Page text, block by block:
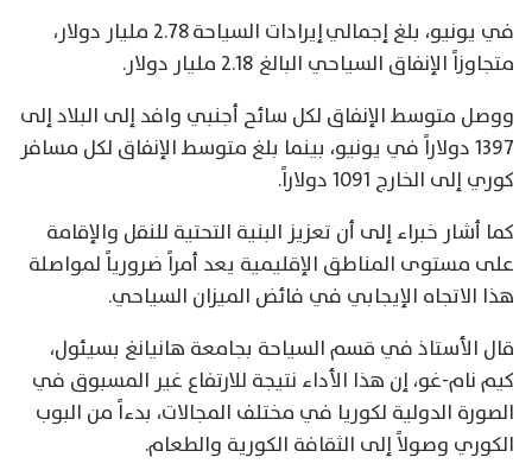
في يونيو، بلغ إجمالي إيرادات السياحة 2.78 مليار دولار،
متجاوزاً الإنفاق السياحي البالغ 2.18 مليار دولار.
ووصل متوسط الإنفاق لكل سائح أجنبي وافد إلى البلاد إلى
1397 دولاراً في يونيو، بينما بلغ متوسط الإنفاق لكل مسافر
كوري إلى الخارج 1091 دولاراً.
كما أشار خبراء إلى أن تعزيز البنية التحتية للنقل والإقامة
على مستوى المناطق الإقليمية يعد أمراً ضرورياً لمواصلة
هذا الاتجاه الإيجابي في فائض الميزان السياحي.
قال الأستاذ في قسم السياحة بجامعة هانيانغ بسيئول،
كيم نام-غو، إن هذا الأداء نتيجة للارتفاع غير المسبوق في
الصورة الدولية لكوريا في مختلف المجالات، بدءاً من البوب
الكوري وصولاً إلى الثقافة الكورية والطعام.